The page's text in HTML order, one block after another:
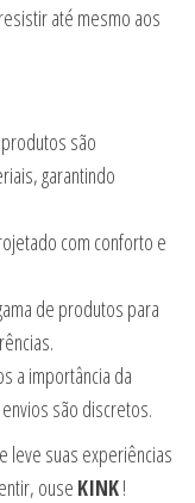
até mesmo aos
são
garantindo
com conforto e
de produtos para
a importância da
são discretos.
leve suas experiências
ouse KINK!